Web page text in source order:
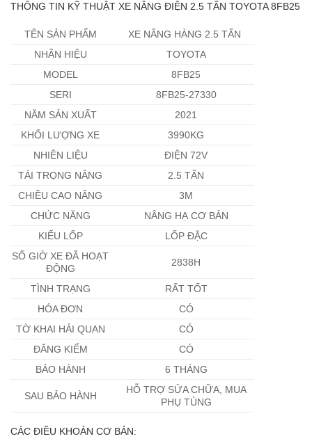
THÔNG TIN KỸ THUẬT XE NÂNG ĐIỆN 2.5 TẤN TOYOTA 8FB25
TÊN SẢN PHẨM
XE NÂNG HÀNG 2.5 TẤN
NHÃN HIỆU
TOYOTA
MODEL
8FB25
SERI
8FB25-27330
NĂM SẢN XUẤT
2021
KHỐI LƯỢNG XE
3990KG
NHIÊN LIỆU
ĐIỆN 72V
TẢI TRỌNG NÂNG
2.5 TẤN
CHIỀU CAO NÂNG
3M
CHỨC NĂNG
NÂNG HẠ CƠ BẢN
KIỂU LỐP
LỐP ĐẶC
SỐ GIỜ XE ĐÃ HOẠT
ĐỘNG
2838H
TÌNH TRẠNG
RẤT TỐT
HÓA ĐƠN
CÓ
TỜ KHAI HẢI QUAN
CÓ
ĐĂNG KIỂM
CÓ
BẢO HÀNH
6 THÁNG
SAU BẢO HÀNH
HỖ TRỢ SỬA CHỮA, MUA
PHỤ TÙNG
CÁC ĐIỀU KHOẢN CƠ BẢN: